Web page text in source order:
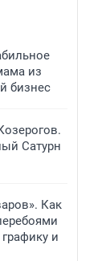
из
бизнес
Сатурн
Как
и